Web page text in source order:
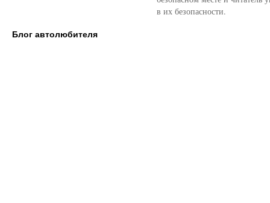
в их безопасности.
Блог автолюбителя